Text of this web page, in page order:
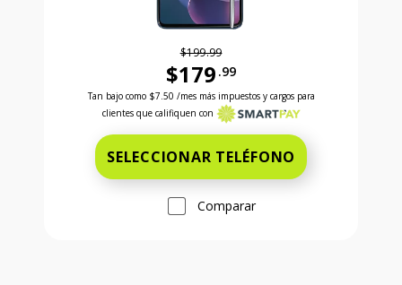
$199.99
$179 .99
Antes el precio era 199 dollars and 99 cents
Tan bajo como $7.50 /mes más impuestos y cargos para
clientes que califiquen con
SELECCIONAR TELÉFONO
Comparar